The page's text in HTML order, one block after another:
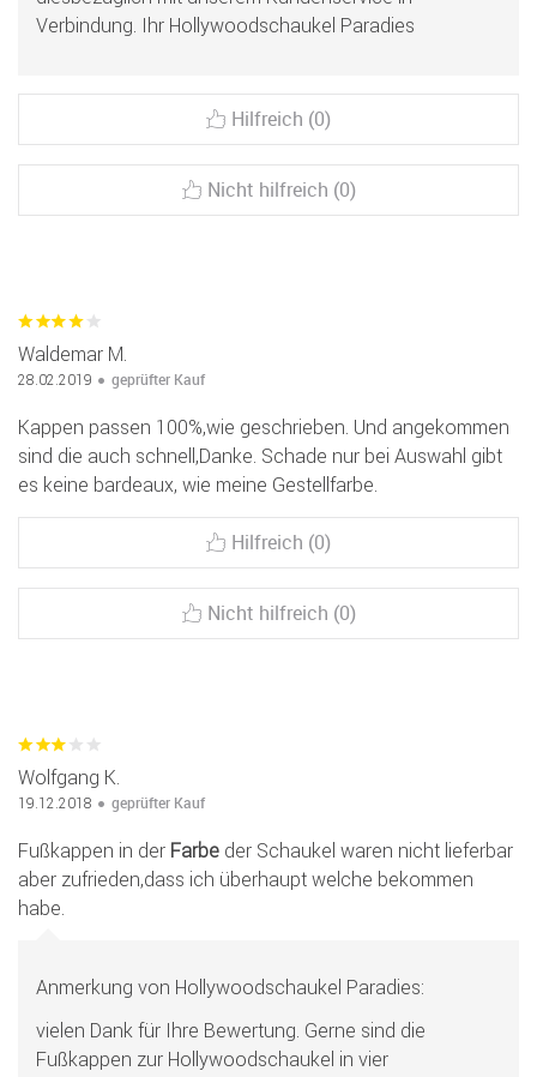
Verbindung. Ihr Hollywoodschaukel Paradies
Hilfreich (0)
Nicht hilfreich (0)
Waldemar M.
28.02.2019 geprüfter Kauf
Kappen passen 100%,wie geschrieben. Und angekommen
sind die auch schnell,Danke. Schade nur bei Auswahl gibt
es keine bardeaux, wie meine Gestellfarbe.
Hilfreich (0)
Nicht hilfreich (0)
Wolfgang K.
19.12.2018 geprüfter Kauf
Fußkappen in der Farbe der Schaukel waren nicht lieferbar
aber zufrieden,dass ich überhaupt welche bekommen
habe.
Anmerkung von Hollywoodschaukel Paradies:
vielen Dank für Ihre Bewertung. Gerne sind die
Fußkappen zur Hollywoodschaukel in vier